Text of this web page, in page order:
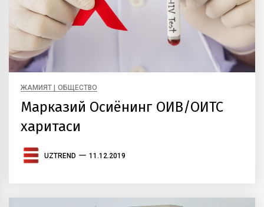
ЖАМИЯТ | ОБЩЕСТВО
Марказий Осиёнинг ОИВ/ОИТС
харитаси
UZTREND 11.12.2019